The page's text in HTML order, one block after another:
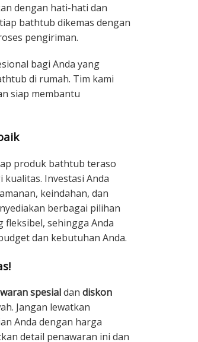
dengan hati-hati dan
bathtub dikemas dengan
pengiriman.
bagi Anda yang
di rumah. Tim kami
siap membantu
produk bathtub teraso
Investasi Anda
keindahan, dan
berbagai pilihan
sehingga Anda
dan kebutuhan Anda.
spesialdan diskon
Jangan lewatkan
Anda dengan harga
detail penawaran ini dan